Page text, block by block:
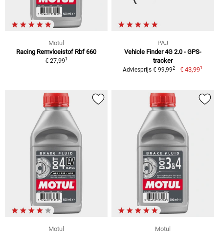
Motul
Racing Remvloeistof Rbf 660
€ 27,991
PAJ
Vehicle Finder 4G 2.0 - GPS-
tracker
Adviesprijs € 99,992 € 43,991
Motul
Motul